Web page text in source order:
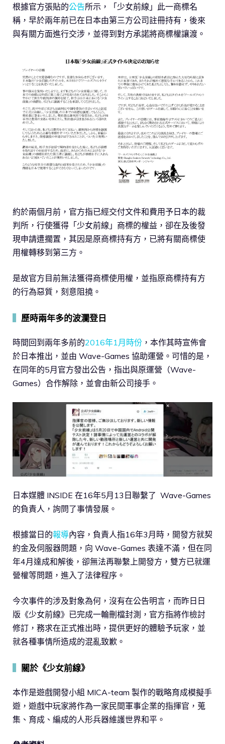
根據官方張貼的公告所示，「少女前線」此一商標名
稱，早於兩年前已在日本由第三方公司註冊持有，後來
與有關方面進行交涉，並得到對方承諾將商標權讓渡。
約於兩個月前，官方指已經交付文件和費用予日本的裁
判所，行使獲得「少女前線」商標的權益，卻在及後發
現申請遭擱置，其因是原商標持有方，已將有關商標使
用權轉移到第三方。
是故官方目前無法獲得商標使用權，並指原商標持有方
的行為惡質，刻意阻撓。
歷時兩年多的波瀾登日
時間回到兩年多前的2016年1月時份 ，本作其時宣佈會
於日本推出，並由 Wave-Games 協助運營。可惜的是，
在同年的5月官方發出公告，指出與原運營（Wave-
Games）合作解除，並會由新公司接手。
日本媒體 INSIDE 在16年5月13日聯繫了 Wave-Games
的負責人，詢問了事情發展。
根據當日的報導內容，負責人指16年3月時，開發方就契
約金及伺服器問題，向 Wave-Games 表達不滿，但在同
年4月達成和解後，卻無法再聯繫上開發方，雙方已就運
營權等問題，進入了法律程序。
今次事件的涉及對象為何，沒有在公告明言，而昨日日
版《少女前線》已完成一輪刪檔封測，官方指將作檢討
修訂，務求在正式推出時，提供更好的體驗予玩家，並
就各種事情所造成的混亂致歉。
關於《少女前線》
本作是遊戲開發小組 MICA-team 製作的戰略育成模擬手
遊，遊戲中玩家將作為一家民間軍事企業的指揮官，蒐
集、育成、編成的人形兵器維護世界和平。